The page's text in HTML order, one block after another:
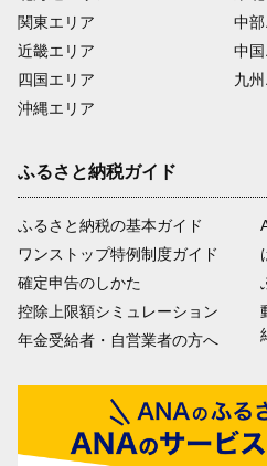
関東エリア
近畿エリア
四国エリア
沖縄エリア
中
中
九
ふるさと納税ガイド
ふるさと納税の基本ガイド
ワンストップ特例制度ガイド
確定申告のしかた
控除上限額シミュレーション
年金受給者・自営業者の方へ